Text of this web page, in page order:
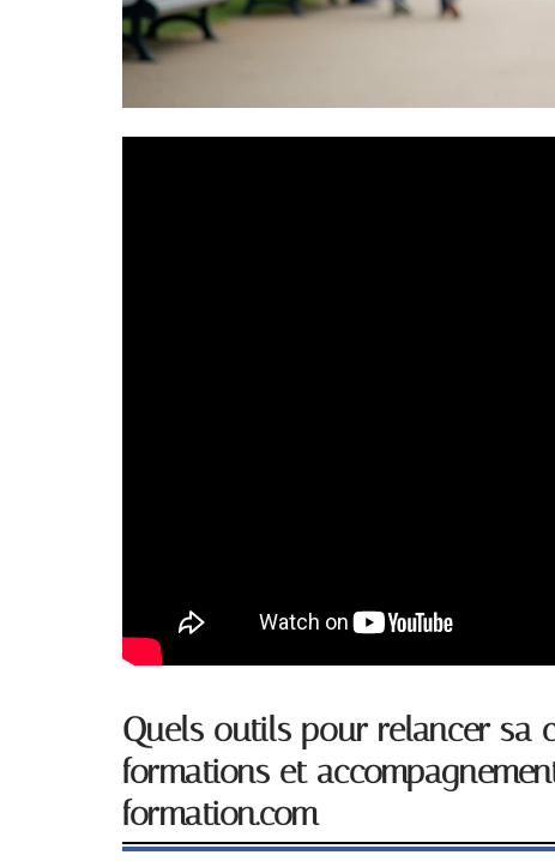
Quels outils pour relancer sa
formations et
formation.com